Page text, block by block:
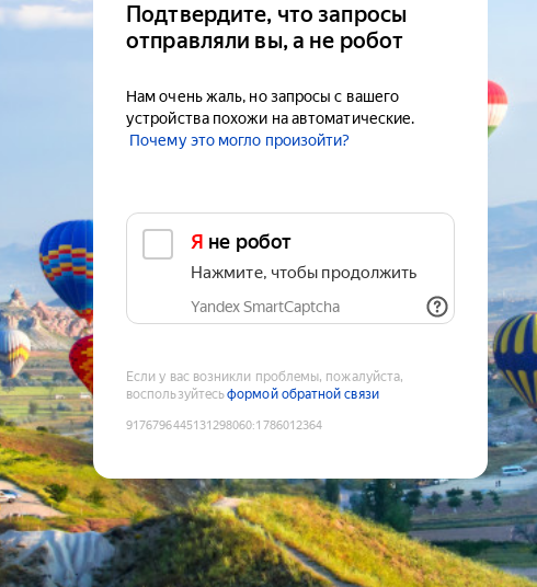
Подтвердите, что запросы
отправляли вы, а не робот
Нам очень жаль, но запросы с вашего
устройства похожи на автоматические.
Почему это могло произойти?
Я не робот
Нажмите, чтобы продолжить
Yandex SmartCaptcha
Если у вас возникли проблемы, пожалуйста,
воспользуйтесьформой обратной связи
9176796445131298060:1786012364